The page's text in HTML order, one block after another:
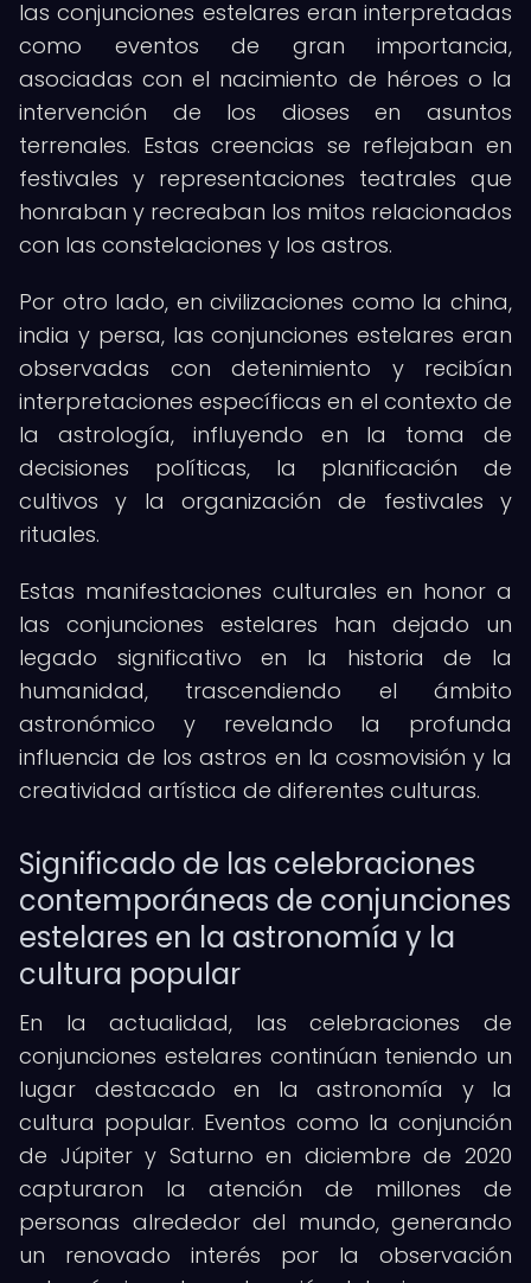
las conjunciones estelares eran interpretadas
como eventos de gran importancia,
asociadas con el nacimiento de héroes o la
intervención de los dioses en asuntos
terrenales. Estas creencias se reflejaban en
festivales y representaciones teatrales que
honraban y recreaban los mitos relacionados
con las constelaciones y los astros.
Por otro lado, en civilizaciones como la china,
india y persa, las conjunciones estelares eran
observadas con detenimiento y recibían
interpretaciones específicas en el contexto de
la astrología, influyendo en la toma de
decisiones políticas, la planificación de
cultivos y la organización de festivales y
rituales.
Estas manifestaciones culturales en honor a
las conjunciones estelares han dejado un
legado significativo en la historia de la
humanidad, trascendiendo el ámbito
astronómico y revelando la profunda
influencia de los astros en la cosmovisión y la
creatividad artística de diferentes culturas.
Significado de las celebraciones
contemporáneas de conjunciones
estelares en la astronomía y la
cultura popular
En la actualidad, las celebraciones de
conjunciones estelares continúan teniendo un
lugar destacado en la astronomía y la
cultura popular. Eventos como la conjunción
de Júpiter y Saturno en diciembre de 2020
capturaron la atención de millones de
personas alrededor del mundo, generando
un renovado interés por la observación